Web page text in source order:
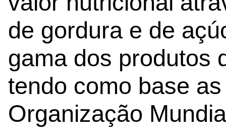
de gordura e de
gama dos produtos
tendo como base
Organização